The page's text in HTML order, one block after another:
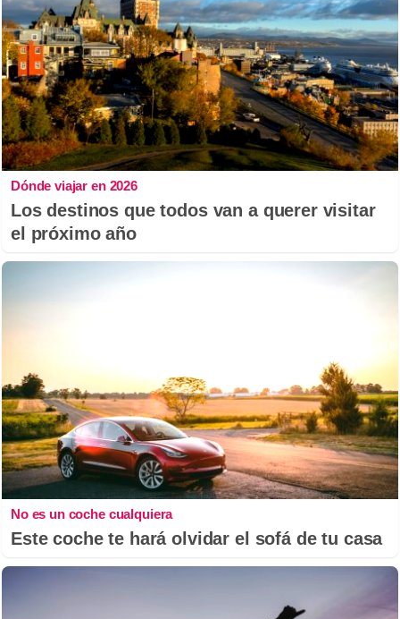
Dónde viajar en 2026
Los destinos que todos van a querer visitar
el próximo año
No es un coche cualquiera
Este coche te hará olvidar el sofá de tu casa